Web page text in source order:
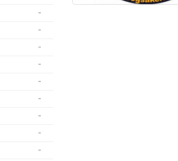
-
-
-
-
-
-
-
-
-